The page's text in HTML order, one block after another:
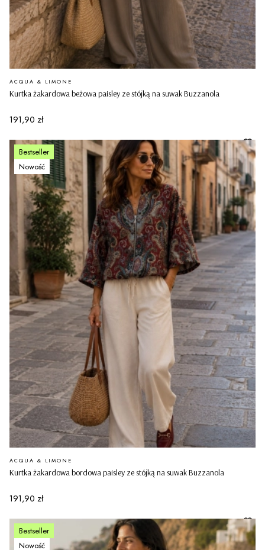
Kurtka żakardowa beżowa paisley ze stójką na suwak Buzzanola
PRODUCENT
ACQUA & LIMONE
Cena
191,90 zł
Bestseller
Nowość
Kurtka żakardowa bordowa paisley ze stójką na suwak Buzzanola
PRODUCENT
ACQUA & LIMONE
Cena
191,90 zł
Bestseller
Nowość